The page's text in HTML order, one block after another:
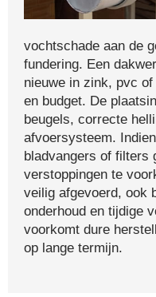
vochtschade aan de
fundering. Een
nieuwe in zink, pvc
en budget. De
beugels, correcte
afvoersysteem.
bladvangers of filters
verstoppingen te
veilig afgevoerd, ook
onderhoud en tijdige
voorkomt dure
op lange termijn.